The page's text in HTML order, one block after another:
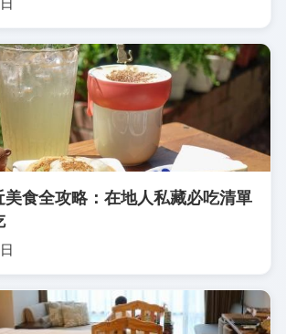
食全攻略：在地人私藏必吃清單